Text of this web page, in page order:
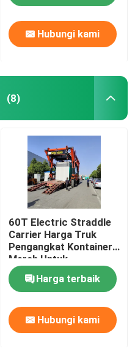
Hubungi kami
(8)
60T Electric Straddle
Carrier Harga Truk
Pengangkat Kontainer
Merah Untuk
Penanganan Material
Harga terbaik
Hubungi kami